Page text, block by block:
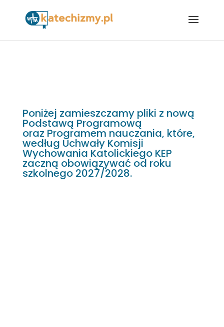
Poniżej zamieszczamy pliki z nową
Podstawą Programową
oraz Programem nauczania, które,
według Uchwały Komisji
Wychowania Katolickiego KEP
zaczną obowiązywać od roku
szkolnego 2027/2028.